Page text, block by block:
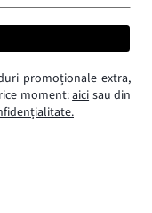
promoționale extra,
moment:aici sau din